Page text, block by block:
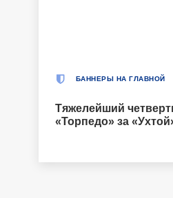
БАННЕРЫ НА ГЛАВНОЙ
Тяжелейший
«Торпедо» за